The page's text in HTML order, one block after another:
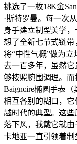
挑选了一枚18K金
·斯特罗曼。每一次
身手建立制型美学
想了全新七节式链
将“中性气概”做为
去一百多年，虽然
够按照腕围调理。而
Baignoire椭圆手表（
相互各别的糊口，
越时代的典型。这
落下风，我戴它就由
卡地亚一直引领着